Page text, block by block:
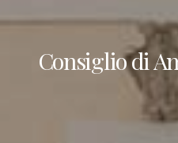
Consiglio di